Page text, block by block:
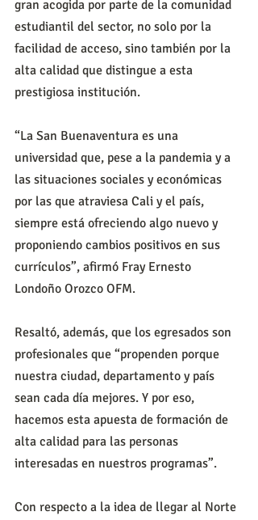
gran acogida por parte de la comunidad
estudiantil del sector, no solo por la
facilidad de acceso, sino también por la
alta calidad que distingue a esta
prestigiosa institución.
“La San Buenaventura es una
universidad que, pese a la pandemia y a
las situaciones sociales y económicas
por las que atraviesa Cali y el país,
siempre está ofreciendo algo nuevo y
proponiendo cambios positivos en sus
currículos”, afirmó Fray Ernesto
Londoño Orozco OFM.
Resaltó, además, que los egresados son
profesionales que “propenden porque
nuestra ciudad, departamento y país
sean cada día mejores. Y por eso,
hacemos esta apuesta de formación de
alta calidad para las personas
interesadas en nuestros programas”.
Con respecto a la idea de llegar al Norte